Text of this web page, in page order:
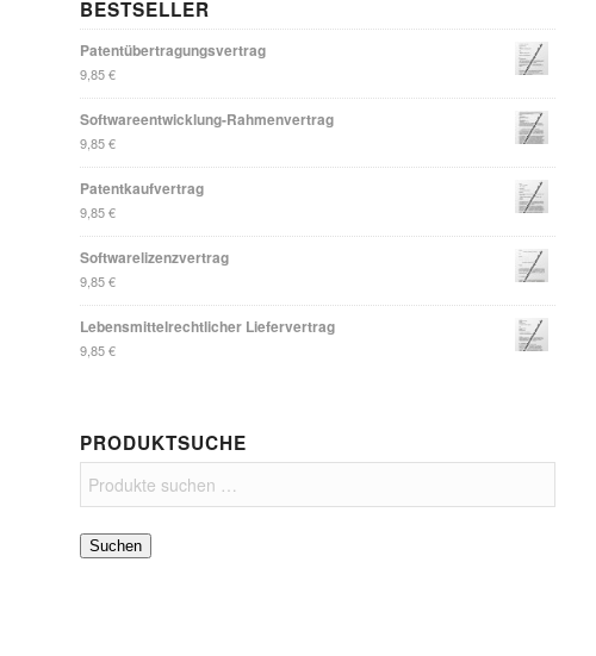
BESTSELLER
Patentübertragungsvertrag
9,85€
Softwareentwicklung-Rahmenvertrag
9,85€
Patentkaufvertrag
9,85€
Softwarelizenzvertrag
9,85€
Lebensmittelrechtlicher Liefervertrag
9,85€
PRODUKTSUCHE
Suchen